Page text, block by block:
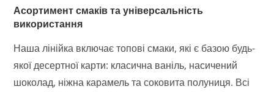
Асортимент смаків та універсальність
використання
Наша лінійка включає топові смаки, які є базою будь-
якої десертної карти: класична ваніль, насичений
шоколад, ніжна карамель та соковита полуниця. Всі